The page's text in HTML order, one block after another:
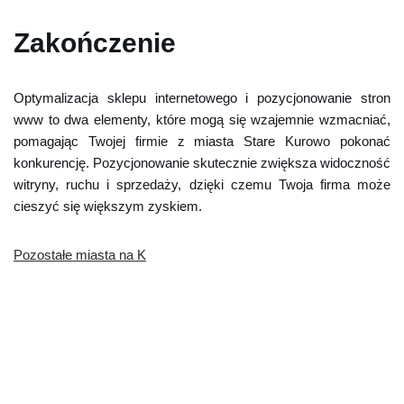
Zakończenie
Optymalizacja sklepu internetowego i pozycjonowanie stron
www to dwa elementy, które mogą się wzajemnie wzmacniać,
pomagając Twojej firmie z miasta Stare Kurowo pokonać
konkurencję. Pozycjonowanie skutecznie zwiększa widoczność
witryny, ruchu i sprzedaży, dzięki czemu Twoja firma może
cieszyć się większym zyskiem.
Pozostałe miasta na K